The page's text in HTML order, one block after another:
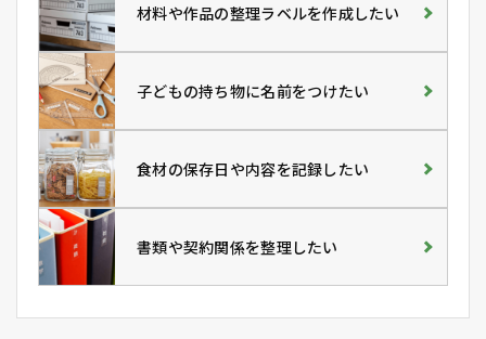
材料や作品の整理ラベルを作成したい
子どもの持ち物に名前をつけたい
食材の保存日や内容を記録したい
書類や契約関係を整理したい